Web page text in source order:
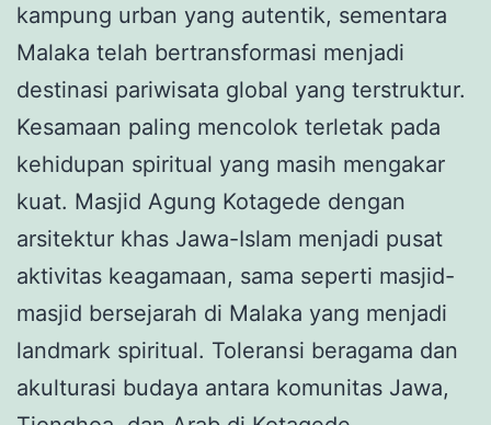
kampung urban yang autentik, sementara
Malaka telah bertransformasi menjadi
destinasi pariwisata global yang terstruktur.
Kesamaan paling mencolok terletak pada
kehidupan spiritual yang masih mengakar
kuat. Masjid Agung Kotagede dengan
arsitektur khas Jawa-Islam menjadi pusat
aktivitas keagamaan, sama seperti masjid-
masjid bersejarah di Malaka yang menjadi
landmark spiritual. Toleransi beragama dan
akulturasi budaya antara komunitas Jawa,